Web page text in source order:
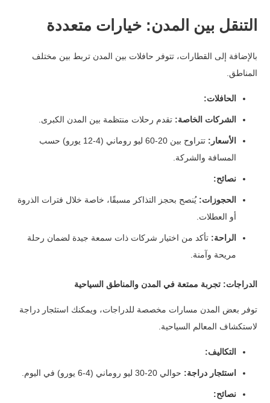
التنقل بين المدن: خيارات متعددة
بالإضافة إلى القطارات، تتوفر حافلات بين المدن تربط بين مختلف
المناطق.
الحافلات:
الشركات الخاصة: تقدم رحلات منتظمة بين المدن الكبرى.
الأسعار:
تتراوح بين 20-60 ليو روماني (4-12 يورو) حسب
المسافة والشركة.
نصائح:
الحجوزات: يُنصح بحجز التذاكر مسبقًا، خاصة خلال فترات الذروة
أو العطلات.
الراحة: تأكد من اختيار شركات ذات سمعة جيدة لضمان رحلة
مريحة وآمنة.
الدراجات: تجربة ممتعة في المدن والمناطق السياحية
توفر بعض المدن مسارات مخصصة للدراجات، ويمكنك استئجار دراجة
لاستكشاف المعالم السياحية.
التكاليف:
استئجار دراجة: حوالي 20-30 ليو روماني (4-6 يورو) في اليوم.
نصائح: